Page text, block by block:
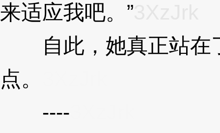
来适应我吧。”
自此，她真正站在
点。
----